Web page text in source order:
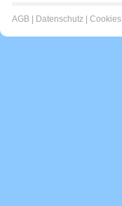
AGB Datenschutz Cookies